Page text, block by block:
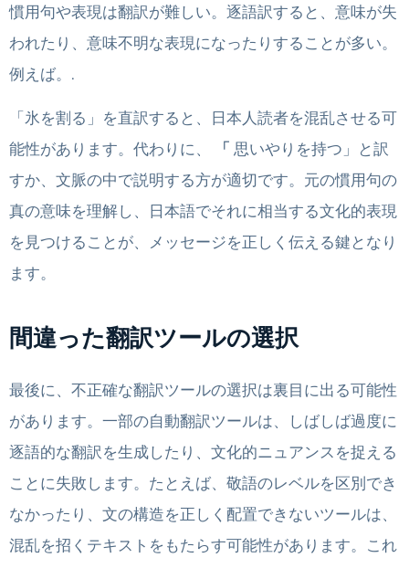
慣用句や表現は翻訳が難しい。逐語訳すると、意味が失
われたり、意味不明な表現になったりすることが多い。
例えば。.
「氷を割る」を直訳すると、日本人読者を混乱させる可
能性があります。代わりに、
「 思いやりを持つ」と訳
すか、文脈の中で説明する方が適切です。元の慣用句の
真の意味を理解し、日本語でそれに相当する文化的表現
を見つけることが、メッセージを正しく伝える鍵となり
ます。
間違った翻訳ツールの選択
最後に、不正確な翻訳ツールの選択は裏目に出る可能性
があります。一部の自動翻訳ツールは、しばしば過度に
逐語的な翻訳を生成したり、文化的ニュアンスを捉える
ことに失敗します。たとえば、敬語のレベルを区別でき
なかったり、文の構造を正しく配置できないツールは、
混乱を招くテキストをもたらす可能性があります。これ